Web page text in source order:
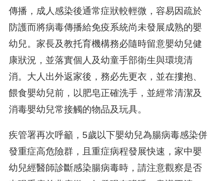
傳播，成人感染後通常症狀較輕微，容易因疏於
防護而將病毒傳播給免疫系統尚未發展成熟的嬰
幼兒。家長及教托育機構務必隨時留意嬰幼兒健
康狀況，並落實個人及幼童手部衛生與環境清
消。大人出外返家後，務必先更衣，並在摟抱、
餵食嬰幼兒前，以肥皂正確洗手，並經常清潔及
消毒嬰幼兒常接觸的物品及玩具。
疾管署再次呼籲，5歲以下嬰幼兒為腸病毒感染併
發重症高危險群，且重症病程發展快速，家中嬰
幼兒經醫師診斷感染腸病毒時，請注意觀察是否